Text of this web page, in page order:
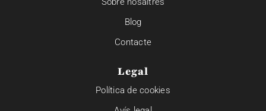
Blog
Contacte
Legal
Política de cookies